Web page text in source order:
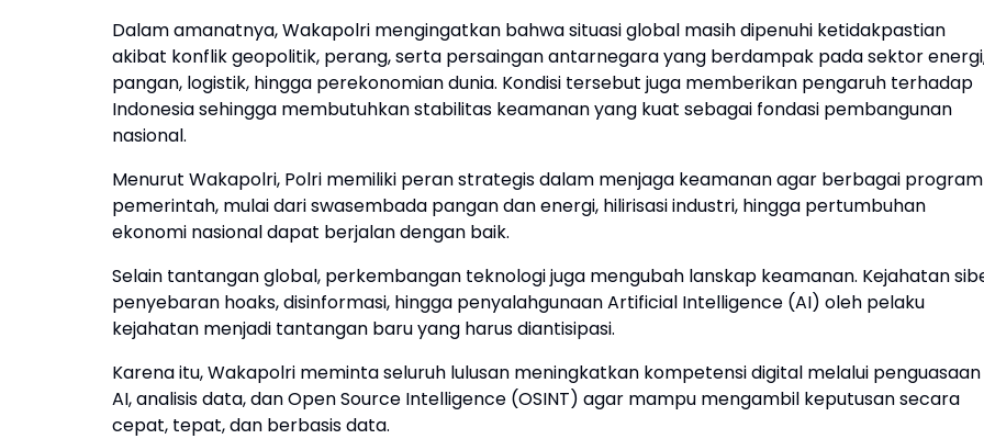
Dalam amanatnya, Wakapolri mengingatkan bahwa situasi global masih dipenuhi ketidakpastian
akibat konflik geopolitik, perang, serta persaingan antarnegara yang berdampak pada sektor
pangan, logistik, hingga perekonomian dunia. Kondisi tersebut juga memberikan pengaruh terhadap
Indonesia sehingga membutuhkan stabilitas keamanan yang kuat sebagai fondasi pembangunan
nasional.
Menurut Wakapolri, Polri memiliki peran strategis dalam menjaga keamanan agar berbagai program
pemerintah, mulai dari swasembada pangan dan energi, hilirisasi industri, hingga pertumbuhan
ekonomi nasional dapat berjalan dengan baik.
Selain tantangan global, perkembangan teknologi juga mengubah lanskap keamanan. Kejahatan
penyebaran hoaks, disinformasi, hingga penyalahgunaan Artificial Intelligence (AI) oleh pelaku
kejahatan menjadi tantangan baru yang harus diantisipasi.
Karena itu, Wakapolri meminta seluruh lulusan meningkatkan kompetensi digital melalui penguasaan
AI, analisis data, dan Open Source Intelligence (OSINT) agar mampu mengambil keputusan secara
cepat, tepat, dan berbasis data.